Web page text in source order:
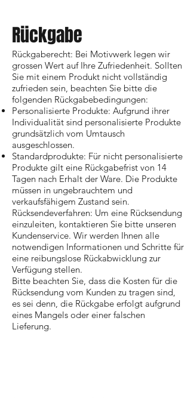
Rückgabe
Rückgaberecht: Bei Motivwerk legen wir
grossen Wert auf Ihre Zufriedenheit. Sollten
Sie mit einem Produkt nicht vollständig
zufrieden sein, beachten Sie bitte die
folgenden Rückgabebedingungen:
Personalisierte Produkte: Aufgrund ihrer
Individualität sind personalisierte Produkte
grundsätzlich vom Umtausch
ausgeschlossen.
Standardprodukte: Für nicht personalisierte
Produkte gilt eine Rückgabefrist von 14
Tagen nach Erhalt der Ware. Die Produkte
müssen in ungebrauchtem und
verkaufsfähigem Zustand sein.
Rücksendeverfahren: Um eine Rücksendung
einzuleiten, kontaktieren Sie bitte unseren
Kundenservice. Wir werden Ihnen alle
notwendigen Informationen und Schritte für
eine reibungslose Rückabwicklung zur
Verfügung stellen.
Bitte beachten Sie, dass die Kosten für die
Rücksendung vom Kunden zu tragen sind,
es sei denn, die Rückgabe erfolgt aufgrund
eines Mangels oder einer falschen
Lieferung.